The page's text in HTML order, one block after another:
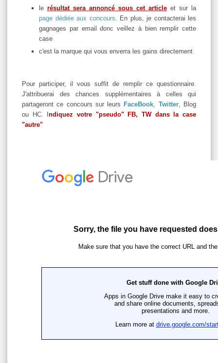
le résultat sera annoncé sous cet article et sur la
page dédiée aux concours. En plus, je contacterai les
gagnages par email donc veillez à bien remplir cette
case
c'est la marque qui vous enverra les gains directement
Pour participer, il vous suffit de remplir ce questionnaire.
J'attribuerai des chances supplémentaires à celles qui
partageront ce concours sur leurs FaceBook, Twitter, Blog
ou HC. Indiquez votre "pseudo" FB, TW dans la case
"autre"